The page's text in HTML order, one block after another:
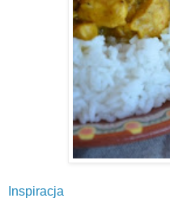
Inspiracja